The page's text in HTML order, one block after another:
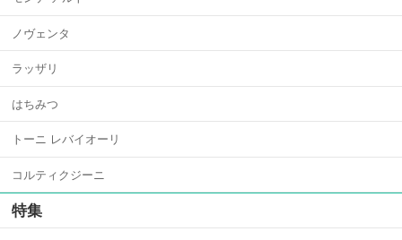
ノヴェンタ
ラッザリ
はちみつ
トーニ レバイオーリ
コルティクジーニ
特集